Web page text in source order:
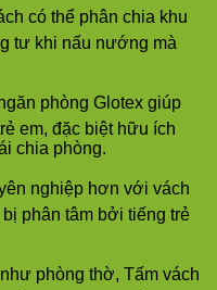
có thể phân chia khu
tư khi nấu nướng mà
phòng Glotex giúp
em, đặc biệt hữu ích
chia phòng.
nghiệp hơn với vách
phân tâm bởi tiếng trẻ
phòng thờ, Tấm vách